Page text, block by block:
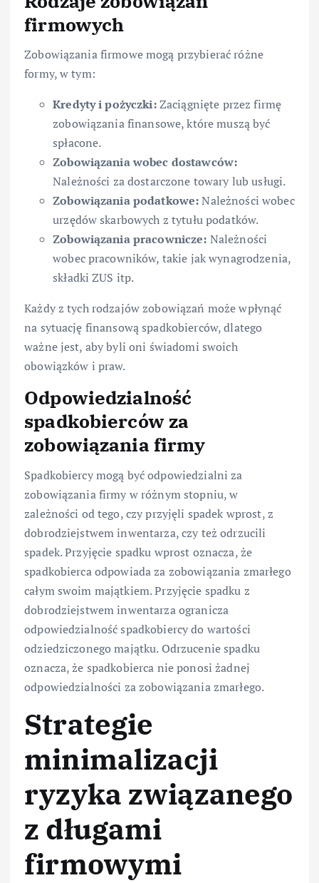
firmowych
Zobowiązania firmowe mogą przybierać różne
formy, w tym:
Kredyty i pożyczki:Zaciągnięte przez firmę
zobowiązania finansowe, które muszą być
spłacone.
Zobowiązania wobec dostawców:
Należności za dostarczone towary lub usługi.
Zobowiązania podatkowe:Należności wobec
urzędów skarbowych z tytułu podatków.
Zobowiązania pracownicze: Należności
wobec pracowników, takie jak wynagrodzenia,
składki ZUS itp.
Każdy z tych rodzajów zobowiązań może wpłynąć
na sytuację finansową spadkobierców, dlatego
ważne jest, aby byli oni świadomi swoich
obowiązków i praw.
Odpowiedzialność
spadkobierców za
zobowiązania firmy
Spadkobiercy mogą być odpowiedzialni za
zobowiązania firmy w różnym stopniu, w
zależności od tego, czy przyjęli spadek wprost, z
dobrodziejstwem inwentarza, czy też odrzucili
spadek. Przyjęcie spadku wprost oznacza, że
spadkobierca odpowiada za zobowiązania zmarłego
całym swoim majątkiem. Przyjęcie spadku z
dobrodziejstwem inwentarza ogranicza
odpowiedzialność spadkobiercy do wartości
odziedziczonego majątku. Odrzucenie spadku
oznacza, że spadkobierca nie ponosi żadnej
odpowiedzialności za zobowiązania zmarłego.
Strategie
minimalizacji
ryzyka związanego
z długami
firmowymi